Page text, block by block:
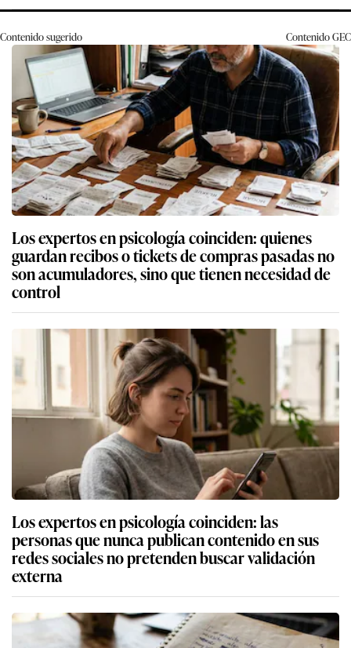
Contenido sugerido ContenidoGEC
Los expertos en psicología coinciden: quienes
guardan recibos o tickets de compras pasadas no
son acumuladores, sino que tienen necesidad de
control
Los expertos en psicología coinciden: las
personas que nunca publican contenido en sus
redes sociales no pretenden buscar validación
externa